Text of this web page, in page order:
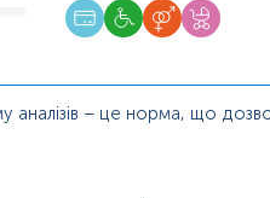
– це норма, що